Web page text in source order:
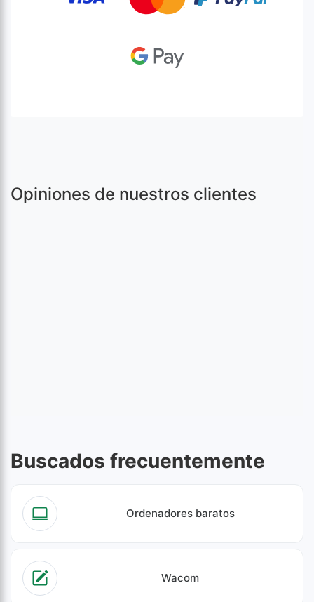
Opiniones de nuestros clientes
Buscados frecuentemente
Ordenadores baratos
Wacom